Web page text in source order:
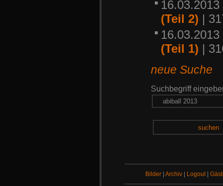
(Teil 2) |
(Teil 1) |
neue Suche
Suchbegriff
suchen
Bilder |Archiv Logout|